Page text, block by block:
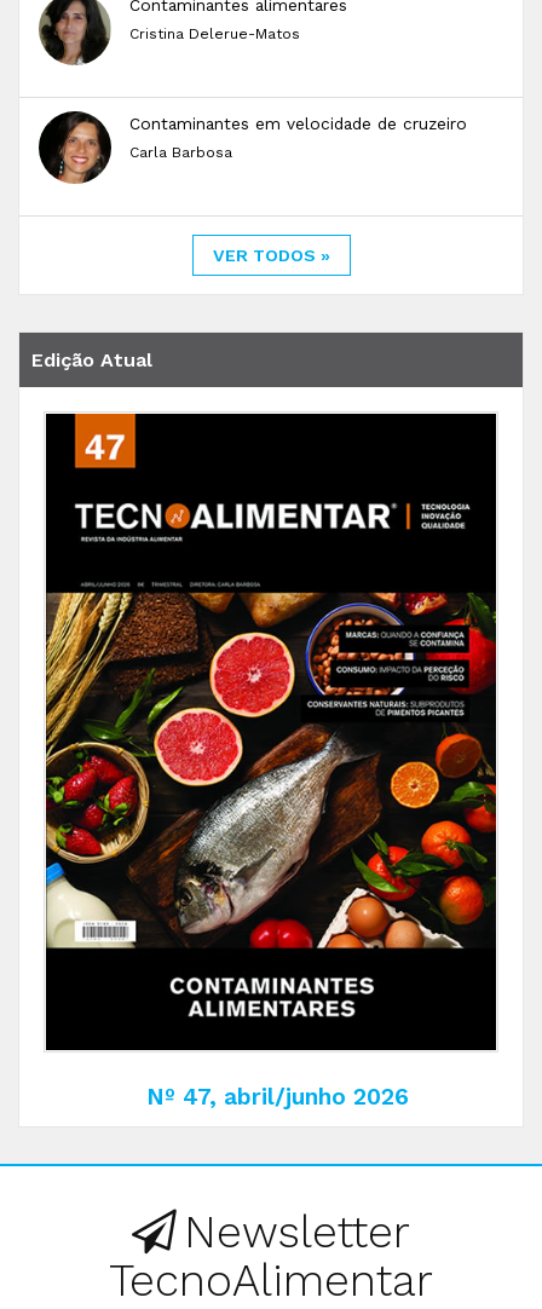
Contaminantes alimentares
Cristina Delerue-Matos
Contaminantes em velocidade de cruzeiro
Carla Barbosa
VER TODOS »
Edição Atual
Nº 47, abril/junho 2026
Newsletter
TecnoAlimentar